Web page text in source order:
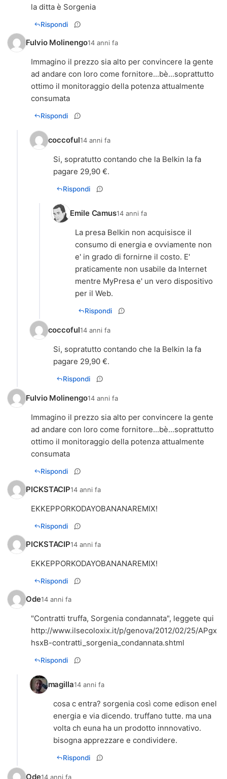
la ditta è Sorgenia
Rispondi
Fulvio Molinengo14 anni fa
Immagino il prezzo sia alto per convincere la gente
ad andare con loro come fornitore...bè...soprattutto
ottimo il monitoraggio della potenza attualmente
consumata
Rispondi
coccoful14 anni fa
Si, sopratutto contando che la Belkin la fa
pagare 29,90 €.
Rispondi
Emile Camus14 anni fa
La presa Belkin non acquisisce il
consumo di energia e ovviamente non
e' in grado di fornirne il costo. E'
praticamente non usabile da Internet
mentre MyPresa e' un vero dispositivo
per il Web.
Rispondi
coccoful14 anni fa
Si, sopratutto contando che la Belkin la fa
pagare 29,90 €.
Rispondi
Fulvio Molinengo14 anni fa
Immagino il prezzo sia alto per convincere la gente
ad andare con loro come fornitore...bè...soprattutto
ottimo il monitoraggio della potenza attualmente
consumata
Rispondi
PICKSTACIP14 anni fa
EKKEPPORKODAYOBANANAREMIX!
Rispondi
PICKSTACIP14 anni fa
EKKEPPORKODAYOBANANAREMIX!
Rispondi
Ode14 anni fa
http://www.ilsecoloxix.it/p/genova/2012/02/25/APgx
hsxB-contratti_sorgenia_condannata.shtml
Rispondi
magilla14 anni fa
cosa c entra? sorgenia così come edison enel
energia e via dicendo. truffano tutte. ma una
volta ch euna ha un prodotto innnovativo.
bisogna apprezzare e condividere.
Rispondi
Ode14 anni fa